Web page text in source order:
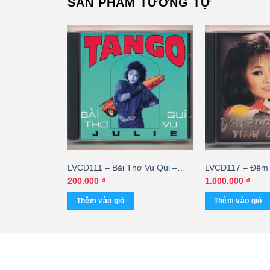
LVCD111 – Bài Thơ Vu Qui –
Julie (TBD)
200.000 ₫
Thêm vào giỏ
LVCD117 – Đêm
Chế Linh –
(ADC/CA)
1.000.000 ₫
Thêm vào giỏ